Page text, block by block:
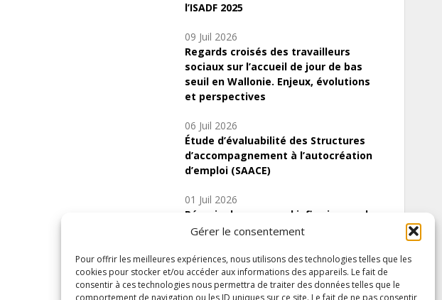
Gérer le consentement
Pour offrir les meilleures expériences, nous utilisons des technologies telles que les
cookies pour stocker et/ou accéder aux informations des appareils. Le fait de
consentir à ces technologies nous permettra de traiter des données telles que le
comportement de navigation ou les ID uniques sur ce site. Le fait de ne pas consentir
l’ISADF 2025
09 Juil 2026
Regards croisés des travailleurs
sociaux sur l’accueil de jour de bas
seuil en Wallonie. Enjeux, évolutions
et perspectives
06 Juil 2026
Étude d’évaluabilité des Structures
d’accompagnement à l’autocréation
d’emploi (SAACE)
01 Juil 2026
Pénurie du personnel infirmier :quels
indicateurs d’offre de soins pour